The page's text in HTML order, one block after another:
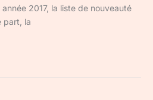
2017, la liste de nouveauté
part, la